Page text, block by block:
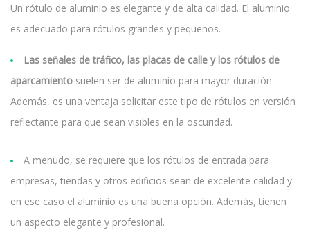
Un rótulo de aluminio es elegante y de alta calidad. El aluminio
es adecuado para rótulos grandes y pequeños.
Las señales de tráfico, las placas de calle y los rótulos de
aparcamiento suelen ser de aluminio para mayor duración.
Además, es una ventaja solicitar este tipo de rótulos en versión
reflectante para que sean visibles en la oscuridad.
A menudo, se requiere que los rótulos de entrada para
empresas, tiendas y otros edificios sean de excelente calidad y
en ese caso el aluminio es una buena opción. Además, tienen
un aspecto elegante y profesional.